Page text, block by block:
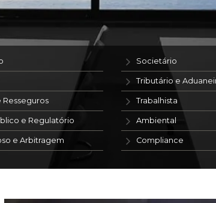
Resseguros
e Regulatório
e Arbitragem
Societário
Tributário e
Trabalhista
Ambiental
Compliance